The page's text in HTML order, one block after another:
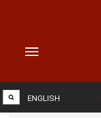
Toggle
ENGLISH